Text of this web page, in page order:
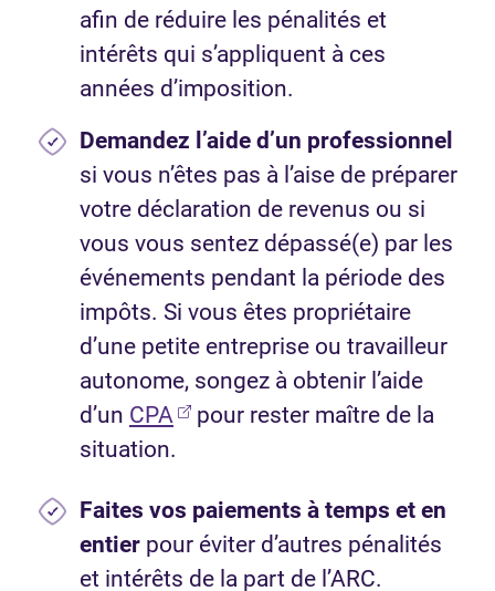
afin de réduire les pénalités et
intérêts qui s’appliquent à ces
années d’imposition.
Demandez l’aide d’un professionnel
si vous n’êtes pas à l’aise de préparer
votre déclaration de revenus ou si
vous vous sentez dépassé(e) par les
événements pendant la période des
impôts. Si vous êtes propriétaire
d’une petite entreprise ou travailleur
autonome, songez à obtenir l’aide
d’un CPA(Ouvre dans un nouvel onglet)
pour rester maître de la
situation.
Faites vos paiements à temps et en
entier pour éviter d’autres pénalités
et intérêts de la part de l’ARC.